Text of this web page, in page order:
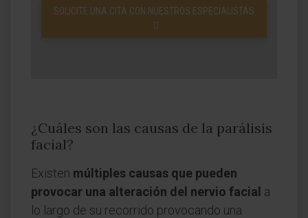
SOLICITE UNA CITA CON NUESTROS ESPECIALISTAS
¿Cuáles son las causas de la parálisis
facial?
Existen múltiples causas que pueden
provocar una alteración del nervio facial a
lo largo de su recorrido provocando una